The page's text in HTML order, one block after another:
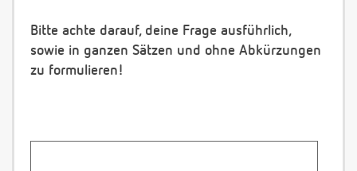
Bitte achte darauf, deine Frage ausführlich,
sowie in ganzen Sätzen und ohne Abkürzungen
zu formulieren!